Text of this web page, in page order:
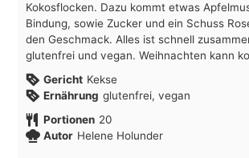
Kokosflocken. Dazu kommt etwas
Bindung, sowie Zucker und ein Schuss
den Geschmack. Alles ist schnell
glutenfrei und vegan. Weihnachten kann
Gericht Kekse
Ernährung glutenfrei, vegan
Portionen 20
Autor Helene Holunder